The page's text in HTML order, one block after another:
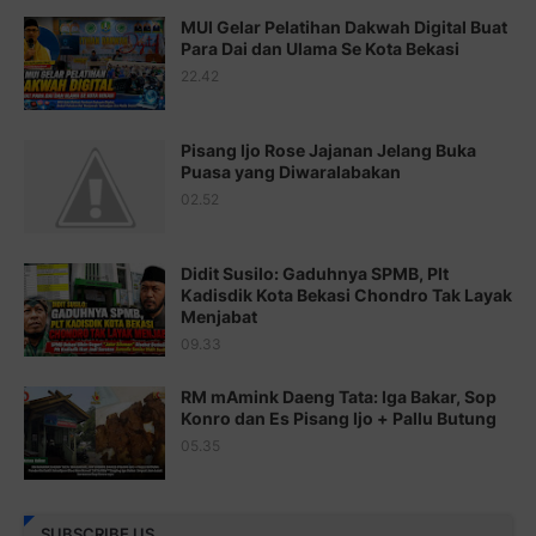
Juz 17 ⇨http://j.mp/2brHsFz
Juz 18 ⇨http://j.mp/2b8SCfc
http://j.mp/2bFSq95
http://j.mp/2brI1zc
Juz 22 ⇨http://j.mp/2bFRxNP
Juz 23 ⇨http://j.mp/2brItxm
Juz 25 ⇨http://j.mp/2brImlf
Juz 26 ⇨http://j.mp/2bFRHF2
MUI Gelar Pelatihan Dakwah Digital Buat
Para Dai dan Ulama Se Kota Bekasi
22.42
Pisang Ijo Rose Jajanan Jelang Buka
Puasa yang Diwaralabakan
02.52
Didit Susilo: Gaduhnya SPMB, Plt
Kadisdik Kota Bekasi Chondro Tak Layak
Menjabat
09.33
RM mAmink Daeng Tata: Iga Bakar, Sop
Konro dan Es Pisang Ijo + Pallu Butung
05.35